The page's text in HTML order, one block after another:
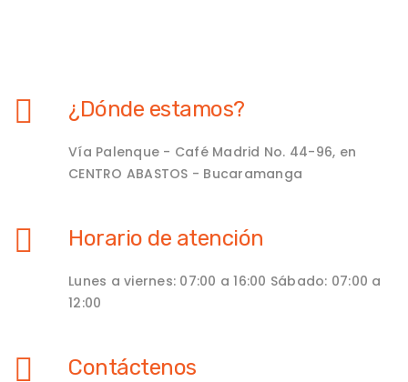
¿Dónde estamos?
Vía Palenque - Café Madrid No. 44-96, en
CENTRO ABASTOS - Bucaramanga
Horario de atención
Lunes a viernes: 07:00 a 16:00 Sábado: 07:00 a
12:00
Contáctenos